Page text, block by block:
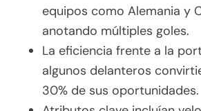
equipos como Alemania y
anotando múltiples goles.
La eficiencia frente a la
algunos delanteros
30% de sus oportunidades.